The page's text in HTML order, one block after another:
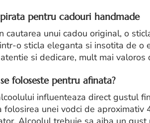
pentru cadouri handmade
cautarea unui cadou original, o
o sticla eleganta si insotita de o
si dedicare, mult mai
foloseste pentru afinata?
influenteaza direct gustul
folosirea unei vodci de